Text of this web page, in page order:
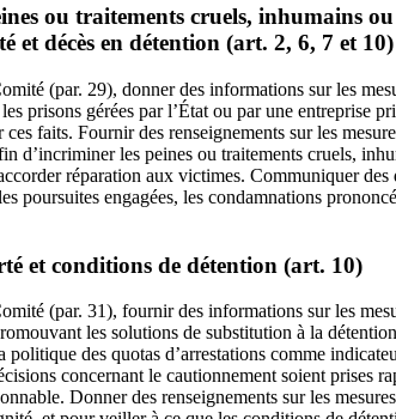
ou traitements cruels, inhumains
et décès en détention (art. 2, 6, 7 et 10)
(par. 29), donner des informations sur les
prisons gérées par l’État ou par une entreprise
faits. Fournir des renseignements sur les
d’incriminer les peines ou traitements cruels,
réparation aux victimes. Communiquer des
poursuites engagées, les condamnations
et conditions de détention (art. 10)
(par. 31), fournir des informations sur les
les solutions de substitution à la
des quotas d’arrestations comme
concernant le cautionnement soient prises
Donner des renseignements sur les